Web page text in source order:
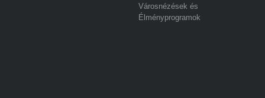
Városnézések és
Élményprogramok